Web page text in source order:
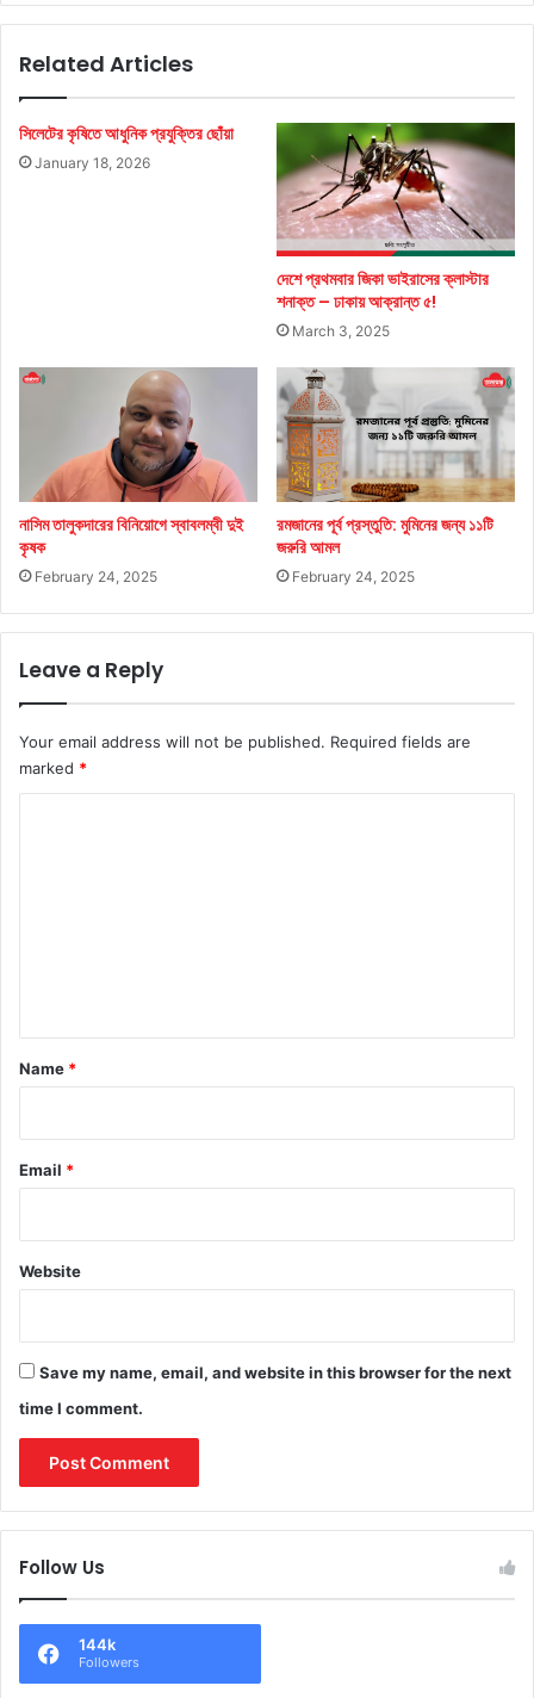
the
Stock
Related Articles
সিলেটের কৃষিতে আধুনিক প্রযুক্তির ছোঁয়া
January 18, 2026
দেশে প্রথমবার জিকা ভাইরাসের ক্লাস্টার
শনাক্ত – ঢাকায় আক্রান্ত ৫!
March 3, 2025
নাসিম তালুকদারের বিনিয়োগে স্বাবলম্বী দুই
কৃষক
February 24, 2025
রমজানের পূর্ব প্রস্তুতি: মুমিনের জন্য ১১টি
জরুরি আমল
February 24, 2025
Leave a Reply
Your email address will not be published. Required fields are
marked *
*
Name *
Email *
Website
Save my name, email, and website in this browser for the next
time I comment.
Follow Us
144k
Followers